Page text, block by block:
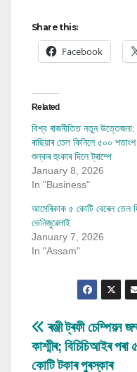
Share this:
Facebook
Related
বিশ্ব ৰাজনীতিত নতুন উত্তেজনা:
ৰাছিয়াৰ তেল কিনিলে ৫০০ শতাংশ
শুল্কৰ হুংকাৰ দিলে ট্ৰাম্পে
January 8, 2026
In "Business"
আমেৰিকাক ৫ কোটি বেৰেল তেল
ভেনিজুৱেলাই
January 7, 2026
In "Assam"
Post
navigation
ৰঞ্জী ট্ৰফী চেম্পিয়ন
কাশ্মীৰ; বিচিচিআইৰ পৰা ৫
কোটি টকাৰ পুৰস্কাৰ